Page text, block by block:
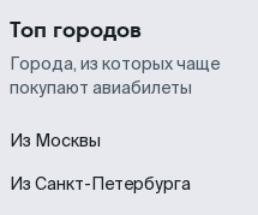
Топ городов
Города, из которых чаще
покупают авиабилеты
Из Москвы
Из Санкт-Петербурга